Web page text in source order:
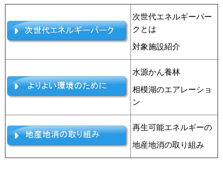
次世代エネルギーパー
クとは
対象施設紹介
水源かん養林
相模湖のエアレーショ
ン
再生可能エネルギーの
地産地消の取り組み